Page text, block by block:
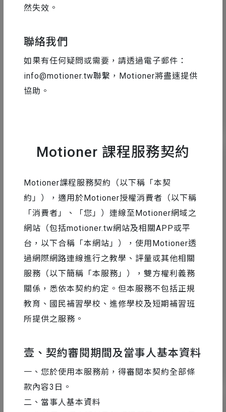
然失效。
聯絡我們
如果有任何疑問或需要，請透過電子郵件：
info@motioner.tw聯繫，Motioner將盡速提供
協助。
Motioner 課程服務契約
Motioner課程服務契約（以下稱「本契
約」），適用於Motioner授權消費者（以下稱
「消費者」、「您」）連線至Motioner網域之
網站（包括motioner.tw網站及相關APP或平
台，以下合稱「本網站」），使用Motioner透
過網際網路連線進行之教學、評量或其他相關
服務（以下簡稱「本服務」），雙方權利義務
關係，悉依本契約約定。但本服務不包括正規
教育、國民補習學校、進修學校及短期補習班
所提供之服務。
壹、契約審閱期間及當事人基本資料
一、您於使用本服務前，得審閱本契約全部條
款內容3日。
二、當事人基本資料
10 個實用開源字型推薦，用免費字型做
出專業的編排設計吧
董十行老師分享｜自製 PS 筆刷與速寫訓
練菜單